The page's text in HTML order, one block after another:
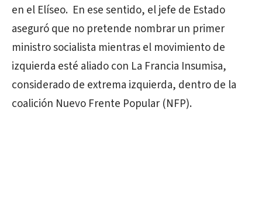
en el Elíseo. En ese sentido, el jefe de Estado
aseguró que no pretende nombrar un primer
ministro socialista mientras el movimiento de
izquierda esté aliado con La Francia Insumisa,
considerado de extrema izquierda, dentro de la
coalición Nuevo Frente Popular (NFP).